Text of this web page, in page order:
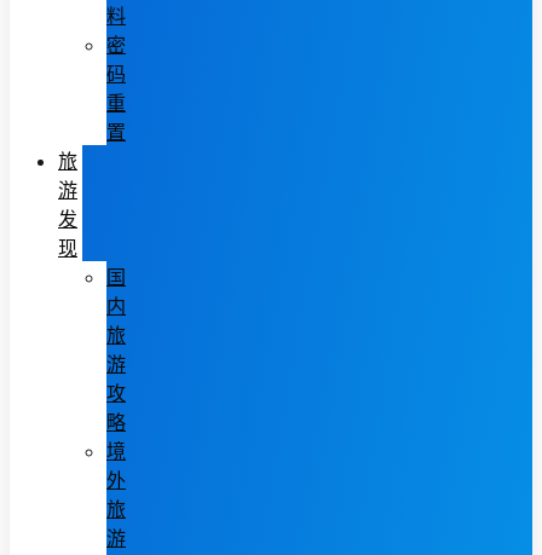
料
密
码
重
置
旅
游
发
现
国
内
旅
游
攻
略
境
外
旅
游